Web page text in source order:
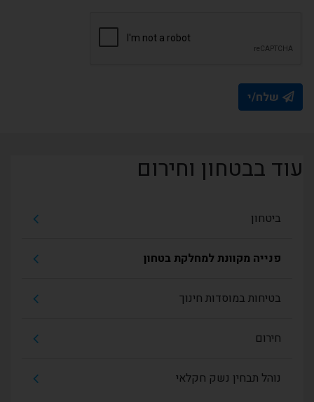
שלח/י
עוד בבטחון וחירום
ביטחון
פנייה מקוונת למחלקת בטחון
בטיחות במוסדות חינוך
חירום
נוהל תבחין נשק חקלאי